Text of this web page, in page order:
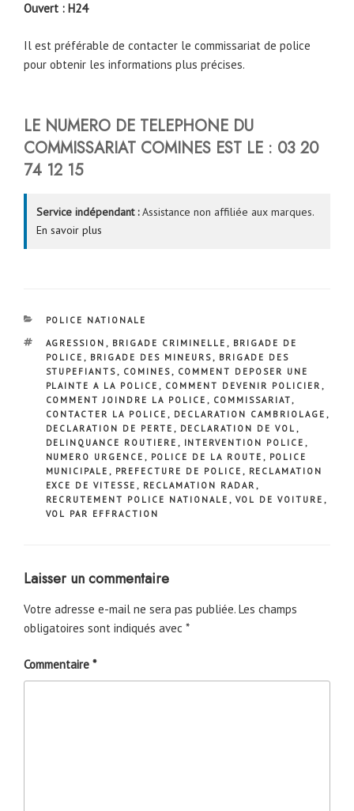
Ouvert : H24
Il est préférable de contacter le commissariat de police
pour obtenir les informations plus précises.
LE NUMERO DE TELEPHONE DU
COMMISSARIAT COMINES EST LE : 03 20
74 12 15
Service indépendant :Assistance non affiliée aux marques.
En savoir plus
CATÉGORIES
POLICE NATIONALE
ÉTIQUETTES
AGRESSION , BRIGADE CRIMINELLE , BRIGADE DE
POLICE , BRIGADE DES MINEURS, BRIGADE DES
STUPEFIANTS, COMINES, COMMENT DEPOSER UNE
PLAINTE A LA POLICE , COMMENT DEVENIR POLICIER ,
COMMENT JOINDRE LA POLICE , COMMISSARIAT,
CONTACTER LA POLICE , DECLARATION CAMBRIOLAGE ,
DECLARATION DE PERTE , DECLARATION DE VOL ,
DELINQUANCE ROUTIERE , INTERVENTION POLICE ,
NUMERO URGENCE , POLICE DE LA ROUTE , POLICE
MUNICIPALE , PREFECTURE DE POLICE , RECLAMATION
EXCE DE VITESSE , RECLAMATION RADAR ,
RECRUTEMENT POLICE NATIONALE , VOL DE VOITURE ,
VOL PAR EFFRACTION
Laisser un commentaire
Votre adresse e-mail ne sera pas publiée. Les champs
obligatoires sont indiqués avec *
Commentaire *